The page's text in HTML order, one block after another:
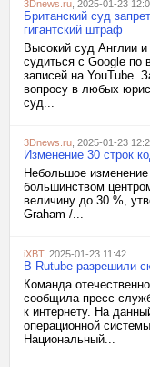
3Dnews.ru , 2025-01-23
Британский суд
гигантский штраф
Высокий суд Англии
судиться с Google по
записей на YouTube.
вопросу в любых
суд...
3Dnews.ru , 2025-01-23
Изменение 30 строк
Небольшое
большинством
величину до 30 %,
Graham /...
iXBT, 2025-01-23 11:42
В Rutube разрешили
Команда
сообщила пресс-
к интернету. На
операционной
Национальный...